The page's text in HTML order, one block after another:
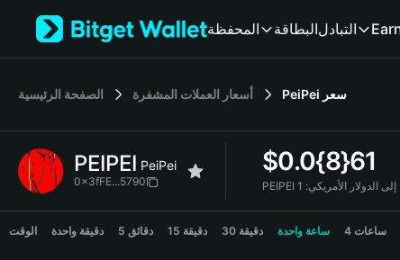
Tiếng Việt
Español (Latinoamérica)
Français
Deutsch
繁體中文
المحفظة البطاقةالتبادل
الصفحة الرئيسية أسعار العملات المشفرة PeiPei سعر
PEIPEI PeiPei
0x3fFE...5790
$0.0{8}61
PEIPEI إلى الدولار الأمريكي:
PEIPEI Price Chart
الوقت دقيقة واحدة 5 دقائق 15 دقيقة 30 دقيقة ساعة واحدة 4 ساعات